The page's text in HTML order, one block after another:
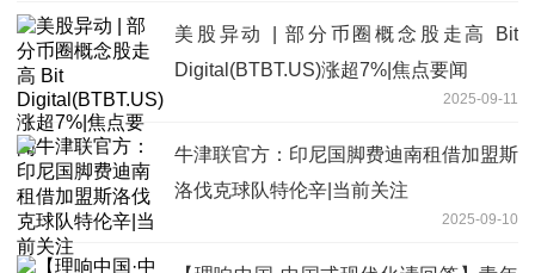
美股异动 | 部分币圈概念股走高 Bit
Digital(BTBT.US)涨超7%|焦点要闻
2025-09-11
牛津联官方：印尼国脚费迪南租借加盟斯
洛伐克球队特伦辛|当前关注
2025-09-10